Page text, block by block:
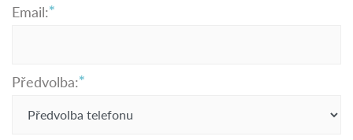
Email:
Předvolba: